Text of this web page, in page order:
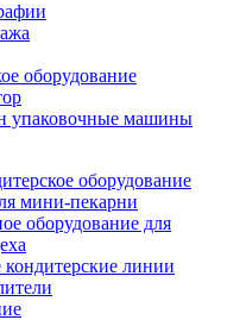
оборудование
упаковочные машины
оборудование
мини-пекарни
оборудование для
линии